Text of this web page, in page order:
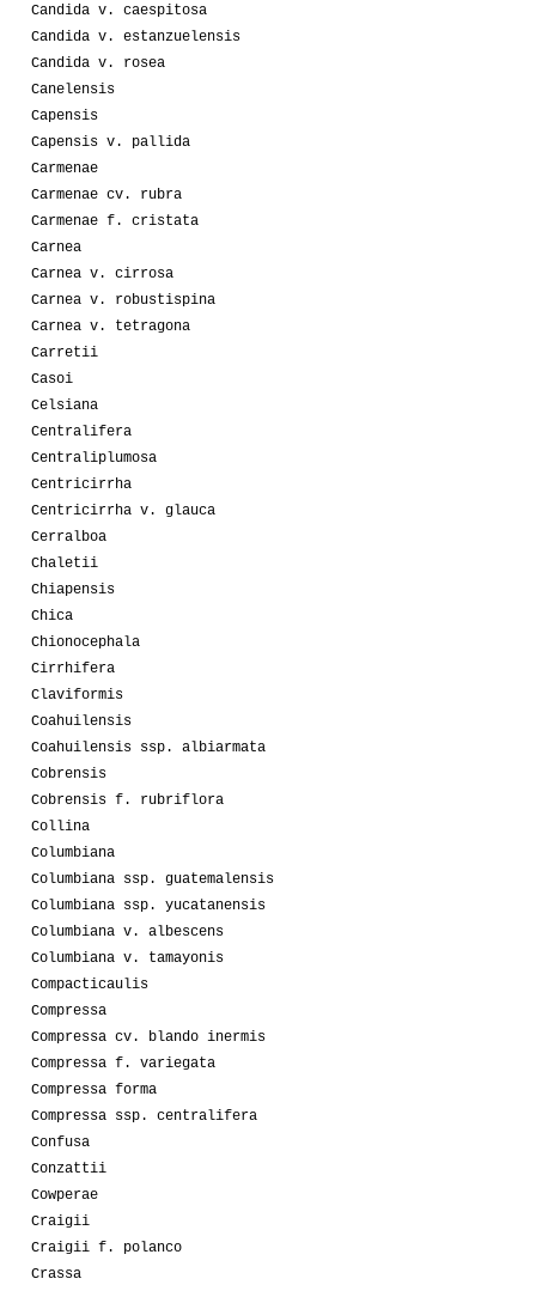
Candida v. caespitosa
Candida v. estanzuelensis
Candida v. rosea
Canelensis
Capensis
Capensis v. pallida
Carmenae
Carmenae cv. rubra
Carmenae f. cristata
Carnea
Carnea v. cirrosa
Carnea v. robustispina
Carnea v. tetragona
Carretii
Casoi
Celsiana
Centralifera
Centraliplumosa
Centricirrha
Centricirrha v. glauca
Cerralboa
Chaletii
Chiapensis
Chica
Chionocephala
Cirrhifera
Claviformis
Coahuilensis
Coahuilensis ssp. albiarmata
Cobrensis
Cobrensis f. rubriflora
Collina
Columbiana
Columbiana ssp. guatemalensis
Columbiana ssp. yucatanensis
Columbiana v. albescens
Columbiana v. tamayonis
Compacticaulis
Compressa
Compressa cv. blando inermis
Compressa f. variegata
Compressa forma
Compressa ssp. centralifera
Confusa
Conzattii
Cowperae
Craigii
Craigii f. polanco
Crassa